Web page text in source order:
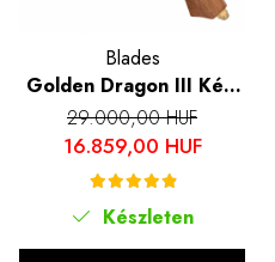
Blades
Golden Dragon III Kés,
konyha és kemping,
kalapált hammerhead,
7Cr17 acél, 28.5 cm
29.000,00 HUF
16.859,00 HUF
Készleten